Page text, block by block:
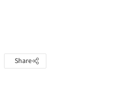
Share